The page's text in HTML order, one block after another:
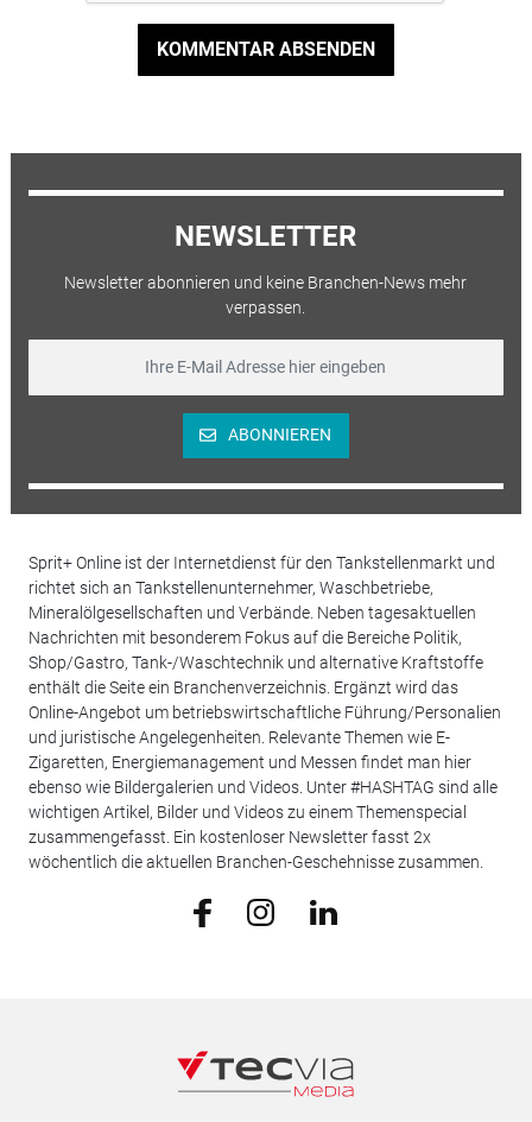
KOMMENTAR ABSENDEN
NEWSLETTER
Newsletter abonnieren und keine Branchen-News mehr
verpassen.
ABONNIEREN
Sprit+ Online ist der Internetdienst für den Tankstellenmarkt und
richtet sich an Tankstellenunternehmer, Waschbetriebe,
Mineralölgesellschaften und Verbände. Neben tagesaktuellen
Nachrichten mit besonderem Fokus auf die Bereiche Politik,
Shop/Gastro, Tank-/Waschtechnik und alternative Kraftstoffe
enthält die Seite ein Branchenverzeichnis. Ergänzt wird das
Online-Angebot um betriebswirtschaftliche Führung/Personalien
und juristische Angelegenheiten. Relevante Themen wie E-
Zigaretten, Energiemanagement und Messen findet man hier
ebenso wie Bildergalerien und Videos. Unter #HASHTAG sind alle
wichtigen Artikel, Bilder und Videos zu einem Themenspecial
zusammengefasst. Ein kostenloser Newsletter fasst 2x
wöchentlich die aktuellen Branchen-Geschehnisse zusammen.